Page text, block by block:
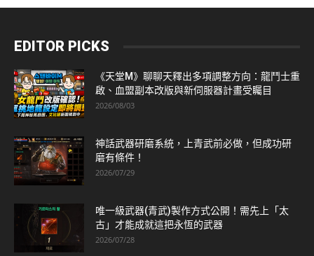
EDITOR PICKS
《天堂M》聊聊天釋出多項調整方向：龍鬥士重
啟、血盟副本改版與新伺服器計畫受矚目
2026/08/03
神話武器研磨系統，上青武前必做，但成功研
磨有條件！
2026/07/29
唯一級武器(青武)製作方式公開！需先上「太
古」才能成就這把永恆的武器
2026/07/28